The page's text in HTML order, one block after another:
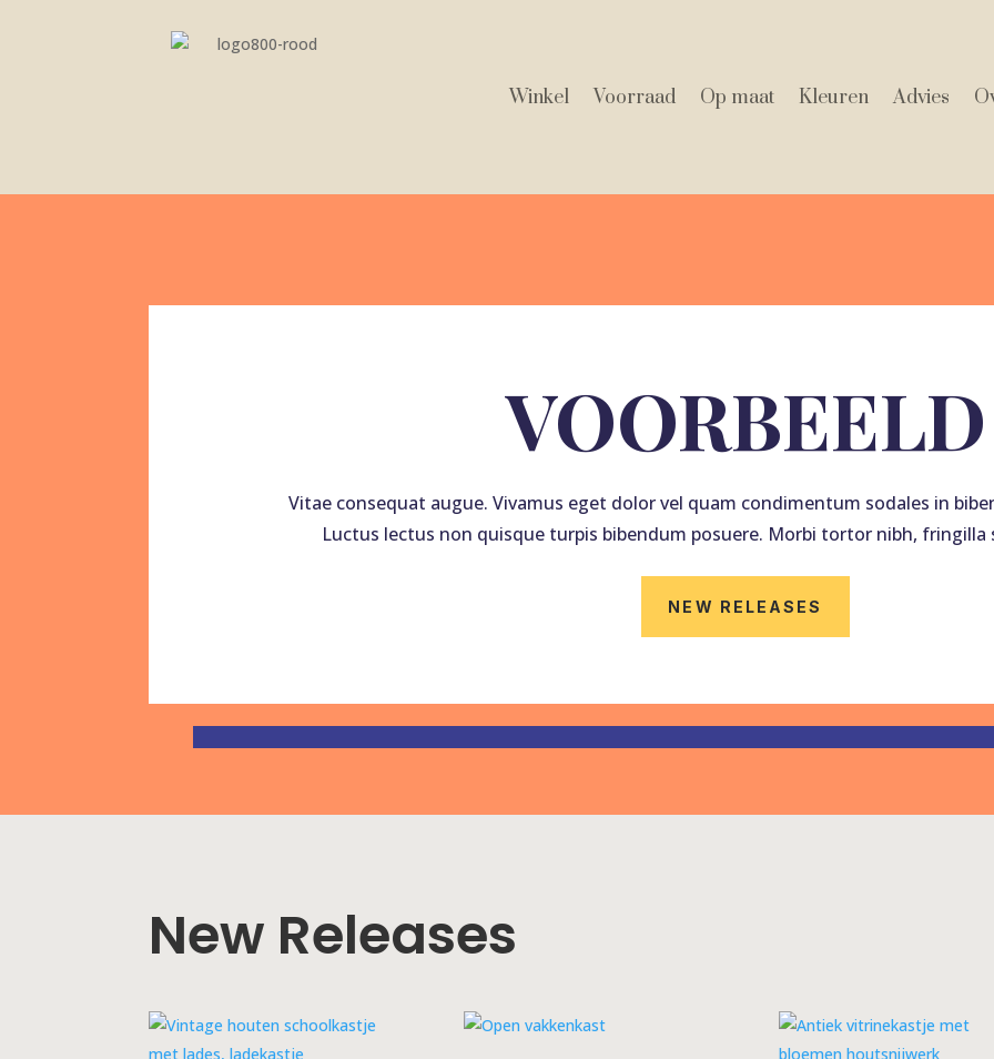
Winkel Voorraad Op maat Kleuren Advies
VOORBEELD
Vitae consequat augue. Vivamus eget dolor vel quam condimentum sodales in
Luctus lectus non quisque turpis bibendum posuere. Morbi tortor nibh,
NEW RELEASES
New Releases